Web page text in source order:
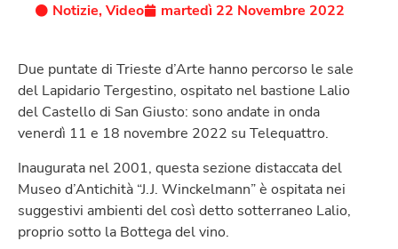
Notizie,Video martedì 22 Novembre 2022
Due puntate di Trieste d’Arte hanno percorso le sale
del Lapidario Tergestino, ospitato nel bastione Lalio
del Castello di San Giusto: sono andate in onda
venerdì 11 e 18 novembre 2022 su Telequattro.
Inaugurata nel 2001, questa sezione distaccata del
Museo d’Antichità “J.J. Winckelmann” è ospitata nei
suggestivi ambienti del così detto sotterraneo Lalio,
proprio sotto la Bottega del vino.